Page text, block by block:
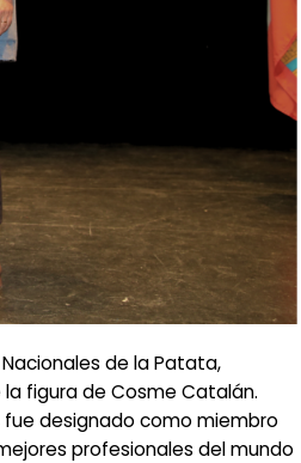
de la Patata,
figura de Cosme Catalán.
designado como miembro
profesionales del mundo